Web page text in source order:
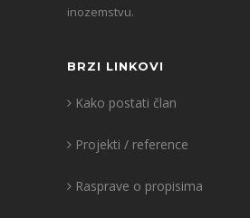
inozemstvu.
BRZI LINKOVI
Kako postati član
Projekti / reference
Rasprave o propisima